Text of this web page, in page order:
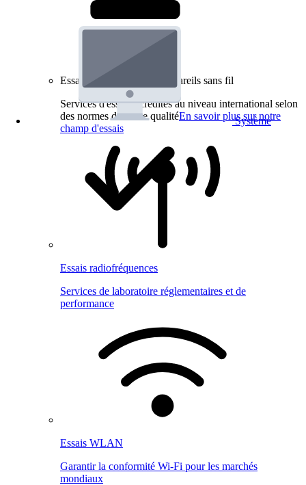
Système
Essais de produits pour appareils sans fil
Services d'essai accrédités au niveau international selon
des normes de haute qualitéEn savoir plus sur notre
champ d'essais
Essais radiofréquences
Services de laboratoire réglementaires et de
performance
Essais WLAN
Garantir la conformité Wi-Fi pour les marchés
mondiaux